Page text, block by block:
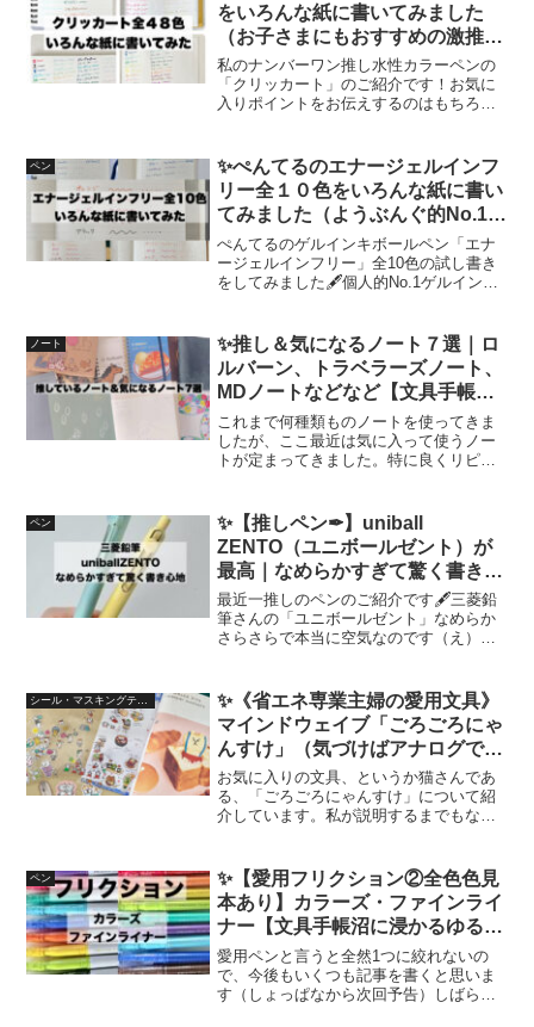
をいろんな紙に書いてみました
（お子さまにもおすすめの激推し
水性カラーペン）《文具沼に浸か
るなんとなく専業主婦の愛用文
具》
私のナンバーワン推し水性カラーペンの
「クリッカート」のご紹介です！お気に
入りポイントをお伝えするのはもちろ
ひ参考にしてくださいね🤗
ペン
✨ぺんてるのエナージェルインフ
リー全１０色をいろんな紙に書い
てみました（ようぶんぐ的No.1ゲ
ルインキボールペン）《文具沼に
浸かるなんとなく専業主婦の愛用
文具》
ぺんてるのゲルインキボールペン「エナ
ージェルインフリー」全10色の試し書き
をしてみました🖋個人的No.1ゲルインキ
ノート
✨推し＆気になるノート７選｜ロ
ルバーン、トラベラーズノート、
MDノートなどなど【文具手帳沼
に浸かるゆるゆる主婦の手帳生
活】
これまで何種類ものノートを使ってきま
したが、ここ最近は気に入って使うノー
トが定まってきました。特に良くリピー
します📚
ペン
✨【推しペン✒】uniball
ZENTO（ユニボールゼント）が
最高｜なめらかすぎて驚く書き心
地【文具手帳沼に浸かるゆるゆる
主婦の愛用文具】
最近一推しのペンのご紹介です🖋三菱鉛
筆さんの「ユニボールゼント」なめらか
さらさらで本当に空気なのです（え）語
シール・マスキングテープ
✨《省エネ専業主婦の愛用文具》
マインドウェイブ「ごろごろにゃ
んすけ」（気づけばアナログでも
デジタルでもお世話になってい
た）
お気に入りの文具、というか猫さんであ
る、「ごろごろにゃんすけ」について紹
介しています。私が説明するまでもな
し効果間違いなしです！
ペン
✨【愛用フリクション②全色色見
本あり】カラーズ・ファインライ
ナー【文具手帳沼に浸かるゆるゆ
る主婦の愛用文具】
愛用ペンと言うと全然1つに絞れないの
で、今後もいくつも記事を書くと思いま
す（しょっぱなから次回予告）しばらく